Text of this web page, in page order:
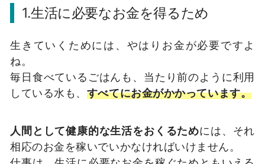
1.生活に必要なお金を得るため
生きていくためには、やはりお金が必要ですよ
ね。
毎日食べているごはんも、当たり前のように利用
している水も、 すべてにお金がかかっています。
人間として健康的な生活をおくるためには、それ
相応のお金を稼いでいかなければいけません。